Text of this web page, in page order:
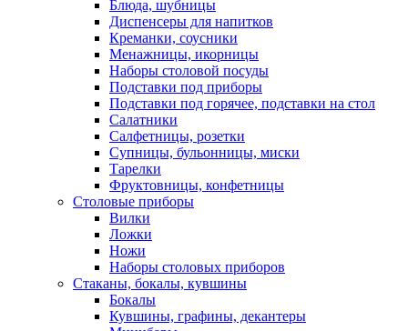
Блюда, шубницы
Диспенсеры для напитков
Креманки, соусники
Менажницы, икорницы
Наборы столовой посуды
Подставки под приборы
Подставки под горячее, подставки на стол
Салатники
Салфетницы, розетки
Супницы, бульонницы, миски
Тарелки
Фруктовницы, конфетницы
Столовые приборы
Вилки
Ложки
Ножи
Наборы столовых приборов
Стаканы, бокалы, кувшины
Бокалы
Кувшины, графины, декантеры